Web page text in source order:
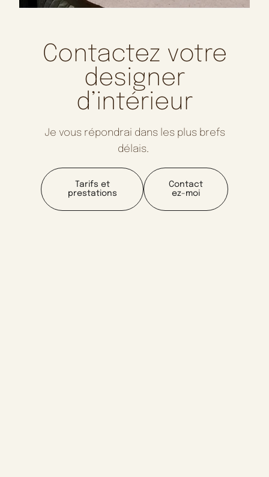
Contactez votre
designer
d’intérieur
Je vous répondrai dans les plus brefs
délais.
Tarifs et
prestations
Contact
ez-moi